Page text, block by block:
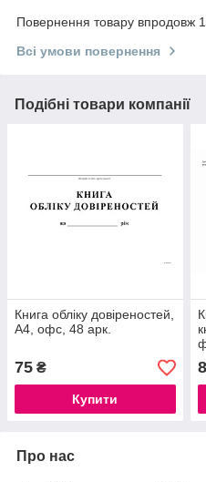
Повернення товару впродовж
Всі умови повернення
Подібні товари компанії
Книга обліку довіреностей,
А4, офс, 48 арк.
75 ₴
Купити
Про нас